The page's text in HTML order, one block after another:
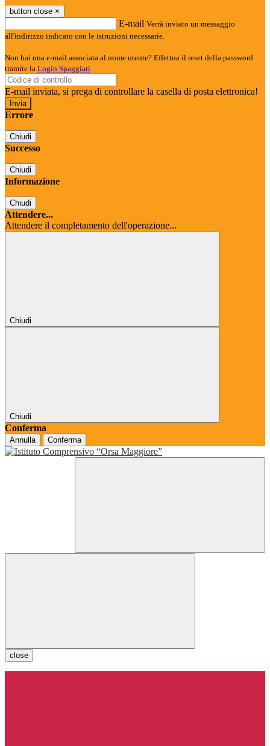
button close ×
E-mail Verrà inviato un messaggio
all'indirizzo indicato con le istruzioni necessarie.
Non hai una e-mail associata al nome utente? Effettua il reset della password
tramite la Login Spaggiari
E-mail inviata, si prega di controllare la casella di posta elettronica!
Errore
Chiudi
Successo
Chiudi
Informazione
Chiudi
Attendere...
Attendere il completamento dell'operazione...
Chiudi
Chiudi
Conferma
Annulla Conferma
close